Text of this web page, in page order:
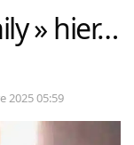
» hier…
2025 05:59